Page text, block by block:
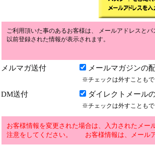
ご利用頂いた事のあるお客様は、 メールアドレスと
以前登録された情報が表示されます。
メルマガ送付 メールマガジンの
※チェックは外すことも
DM送付 ダイレクトメール
※チェックは外すことも
お客様情報を変更された場合は、入力されたメ
注意をしてください。 お客様情報は、メール